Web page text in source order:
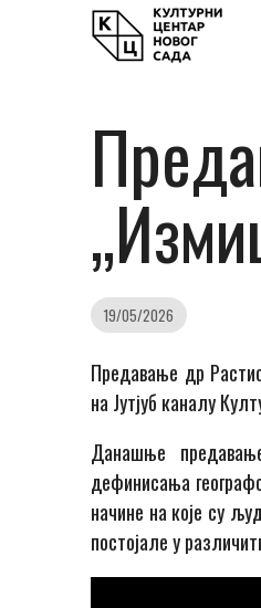
19/05/2026
Предавање др
на Јутјуб каналу
Данашње
дефинисања
начине на које су
постојале у